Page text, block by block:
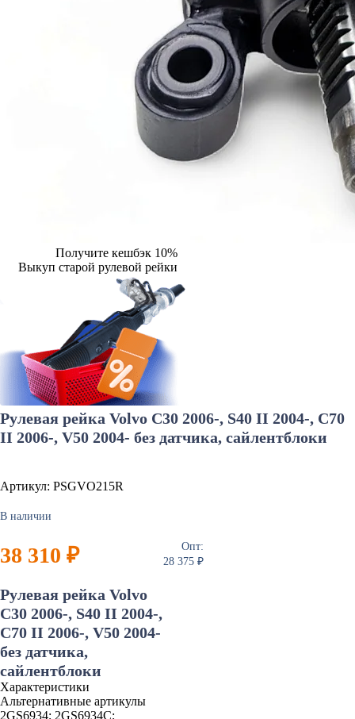
Получите кешбэк 10%
Выкуп старой рулевой рейки
Рулевая рейка Volvo C30 2006-, S40 II 2004-, C70
II 2006-, V50 2004- без датчика, сайлентблоки
Артикул: PSGVO215R
В наличии
38 310 ₽
Опт:
28 375 ₽
Рулевая рейка Volvo
C30 2006-, S40 II 2004-,
C70 II 2006-, V50 2004-
без датчика,
сайлентблоки
Характеристики
Альтернативные артикулы
2GS6934; 2GS6934C;